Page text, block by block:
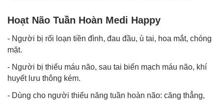
Hoạt Não Tuần Hoàn Medi Happy
- Người bị rối loạn tiền đình, đau đầu, ù tai, hoa mắt, chóng
mặt.
- Người bị thiếu máu não, sau tai biến mạch máu não, khí
huyết lưu thông kém.
- Dùng cho người thiểu năng tuần hoàn não: căng thẳng,